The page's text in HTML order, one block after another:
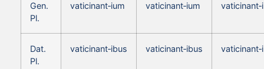
Gen.
Pl.
vaticinant‑ium vaticinant‑ium
Dat.
Pl.
vaticinant‑ibus vaticinant‑ibus